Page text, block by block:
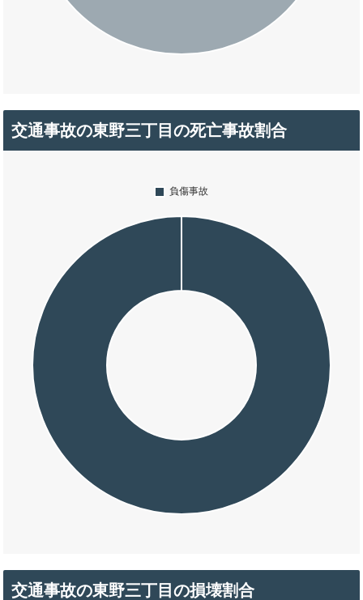
交通事故の東野三丁目の死亡事故割合
交通事故の東野三丁目の損壊割合